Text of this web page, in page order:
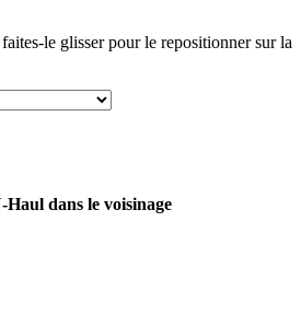
le glisser pour le repositionner sur la
Haul dans le voisinage